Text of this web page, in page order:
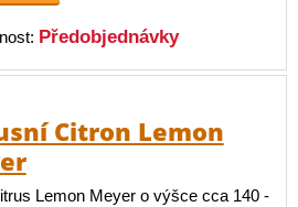
Předobjednávky
Citron Lemon
Lemon Meyer o výšce cca 140 -